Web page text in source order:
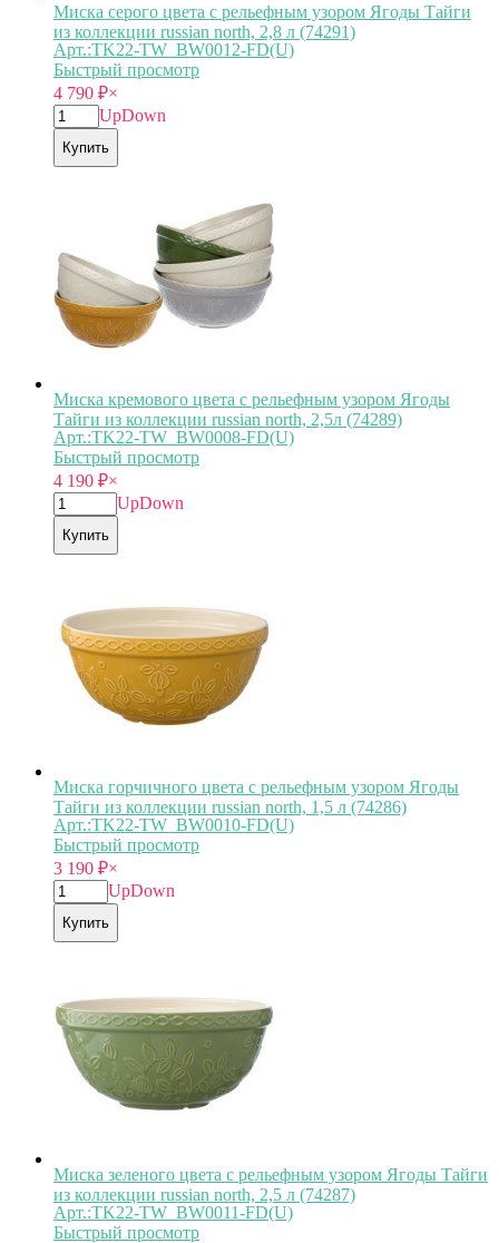
Миска серого цвета с рельефным узором Ягоды Тайги
из коллекции russian north, 2,8 л (74291)
Арт.:TK22-TW_BW0012-FD(U)
Быстрый просмотр
4 790 ₽×
UpDown
Купить
Миска кремового цвета с рельефным узором Ягоды
Тайги из коллекции russian north, 2,5л (74289)
Арт.:TK22-TW_BW0008-FD(U)
Быстрый просмотр
4 190 ₽×
UpDown
Купить
Миска горчичного цвета с рельефным узором Ягоды
Тайги из коллекции russian north, 1,5 л (74286)
Арт.:TK22-TW_BW0010-FD(U)
Быстрый просмотр
3 190 ₽×
UpDown
Купить
Миска зеленого цвета с рельефным узором Ягоды Тайги
из коллекции russian north, 2,5 л (74287)
Арт.:TK22-TW_BW0011-FD(U)
Быстрый просмотр